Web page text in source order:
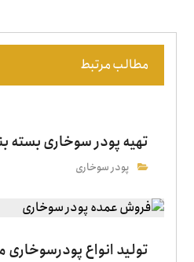
مطالب مرتبط
تهیه پودر سوخاری بسته
پودر سوخاری
تولید انواع